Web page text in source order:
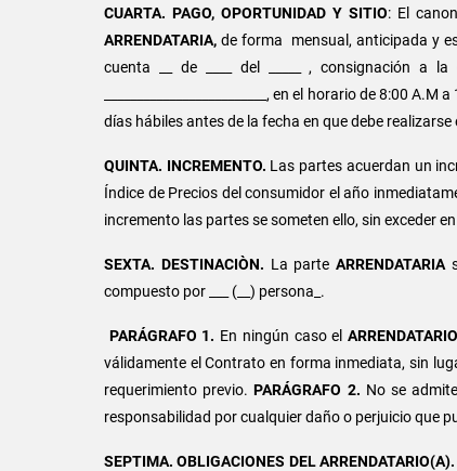
CUARTA. PAGO, OPORTUNIDAD Y SITIO: El
ARRENDATARIA, de forma mensual, anticipada y
cuenta __ de ____ del _____ , consignación a
_________________________, en el horario de 8:00
días hábiles antes de la fecha en que debe realizarse
QUINTA. INCREMENTO. Las partes acuerdan un
Índice de Precios del consumidor el año
incremento las partes se someten ello, sin exceder
SEXTA. DESTINACIÒN. La parteARRENDATARIA
compuesto por ___ (__) persona_.
PARÁGRAFO 1. En ningún caso el
válidamente el Contrato en forma inmediata, sin
requerimiento previo.PARÁGRAFO 2. No se
responsabilidad por cualquier daño o perjuicio que
SEPTIMA.OBLIGACIONES DEL ARRENDATARIO(A).